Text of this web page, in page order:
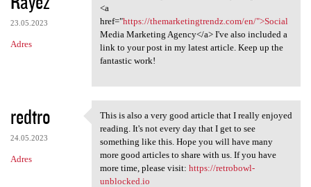
23.05.2023
Adres
<a
href="https://themarketingtrendz.com/en/">Social
Media Marketing Agency</a> I've also included a
link to your post in my latest article. Keep up the
fantastic work!
redtro
24.05.2023
Adres
This is also a very good
This is also a very good article that I really enjoyed
reading. It's not every day that I get to see
something like this. Hope you will have many
more good articles to share with us. If you have
more time, please visit: https://retrobowl-
unblocked.io